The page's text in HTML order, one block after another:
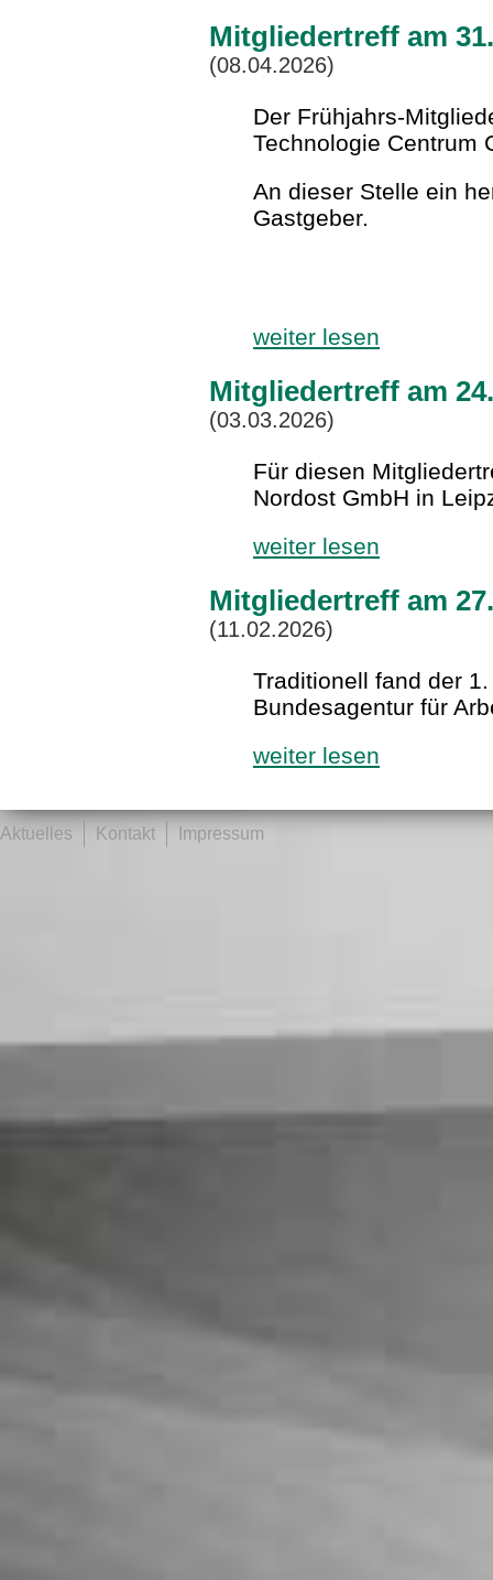
Mitgliedertreff am
(08.04.2026)
Der Frühjahrs-
Technologie Centrum
An dieser Stelle ein
Gastgeber.
weiter lesen
Mitgliedertreff am
(03.03.2026)
Für diesen
Nordost GmbH in
weiter lesen
Mitgliedertreff am
(11.02.2026)
Traditionell fand der
Bundesagentur für
weiter lesen
Aktuelles Kontakt Impressum